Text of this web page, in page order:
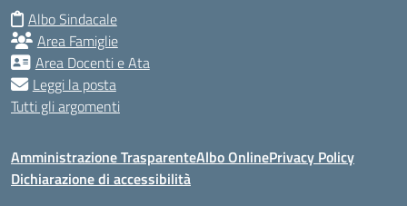
Albo Sindacale
Area Famiglie
Area Docenti e Ata
Leggi la posta
Tutti gli argomenti
Amministrazione TrasparenteAlbo OnlinePrivacy Policy
Dichiarazione di accessibilità